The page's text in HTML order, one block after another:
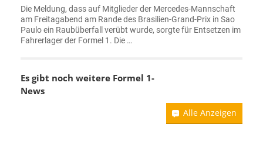
Die Meldung, dass auf Mitglieder der Mercedes-Mannschaft
am Freitagabend am Rande des Brasilien-Grand-Prix in Sao
Paulo ein Raubüberfall verübt wurde, sorgte für Entsetzen im
Fahrerlager der Formel 1. Die …
Es gibt noch weitere Formel 1-
News
Alle Anzeigen